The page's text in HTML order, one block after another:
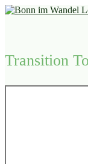
Zum
Transition